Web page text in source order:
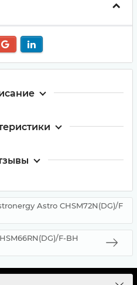
Astro CHSM72N(DG)/F
F-BH